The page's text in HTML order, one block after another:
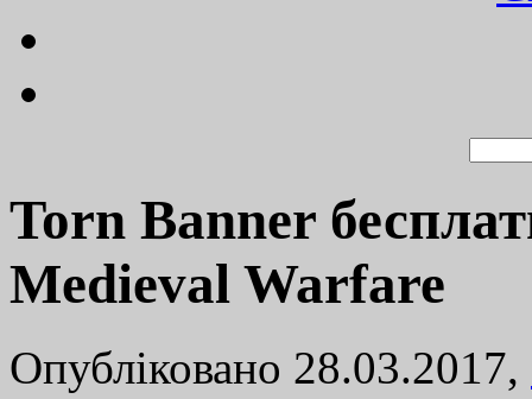
Torn Banner
Medieval Warfare
Опубліковано 28.03.2017,